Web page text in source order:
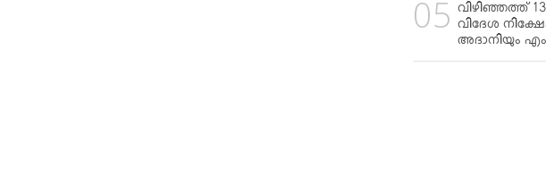
വിഴിഞ്ഞത്ത്
വിദേശ
അദാനിയും